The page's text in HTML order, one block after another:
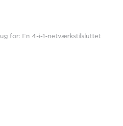
for: En 4-i-1-netværkstilsluttet